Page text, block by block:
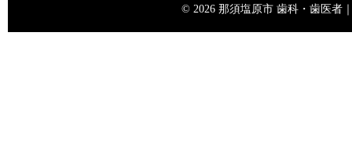
© 2026 那須塩原市 歯科・歯医者